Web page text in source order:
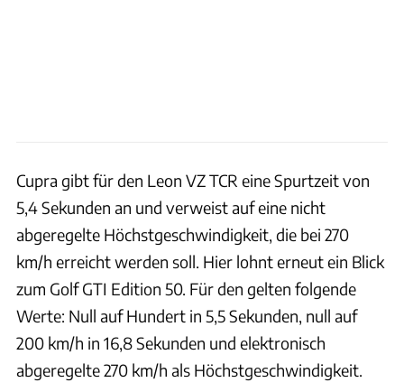
Cupra gibt für den Leon VZ TCR eine Spurtzeit von
5,4 Sekunden an und verweist auf eine nicht
abgeregelte Höchstgeschwindigkeit, die bei 270
km/h erreicht werden soll. Hier lohnt erneut ein Blick
zum Golf GTI Edition 50. Für den gelten folgende
Werte: Null auf Hundert in 5,5 Sekunden, null auf
200 km/h in 16,8 Sekunden und elektronisch
abgeregelte 270 km/h als Höchstgeschwindigkeit.